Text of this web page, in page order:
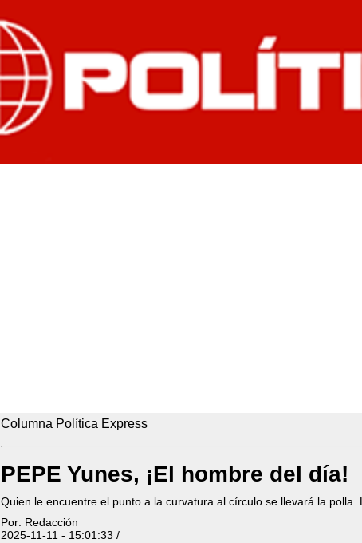
Columna Política Express
PEPE Yunes, ¡El hombre del día!
Quien le encuentre el punto a la curvatura al círculo se llevará la
Por: Redacción
2025-11-11 - 15:01:33 /